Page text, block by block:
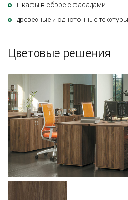
шкафы в сборе с фасадами
древесные и однотонные текстуры
Цветовые решения